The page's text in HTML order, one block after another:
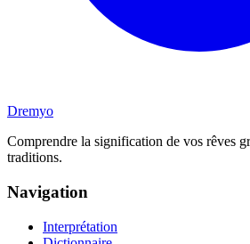
Dremyo
Comprendre la signification de vos rêves
traditions.
Navigation
Interprétation